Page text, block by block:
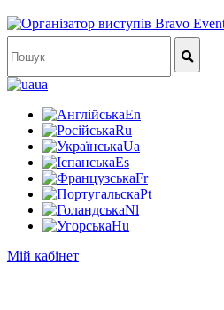
ua
En
Ru
Ua
Es
Fr
Pt
Nl
Hu
Мій кабінет